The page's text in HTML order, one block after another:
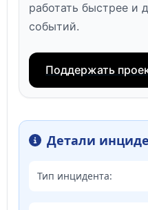
работать быстрее и
событий.
Поддержать
Детали
Тип инцидента: